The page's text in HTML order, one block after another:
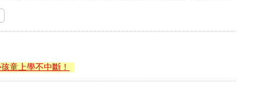
童上學不中斷！